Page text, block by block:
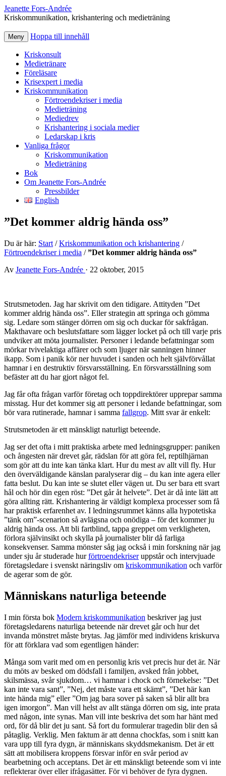
Jeanette Fors‑Andrée
Kriskommunikation, krishantering och medieträning
Meny Hoppa till innehåll
Kriskonsult
Medietränare
Föreläsare
Krisexpert i media
Kriskommunikation
Förtroendekriser i media
Medieträning
Mediedrev
Krishantering i sociala medier
Ledarskap i kris
Vanliga frågor
Kriskommunikation
Medieträning
Bok
Om Jeanette Fors-Andrée
Pressbilder
English
”Det kommer aldrig hända oss”
Du är här: Start /Kriskommunikation och krishantering /
Förtroendekriser i media /”Det kommer aldrig hända oss”
Av Jeanette Fors-Andrée · 22 oktober, 2015
Strutsmetoden. Jag har skrivit om den tidigare. Attityden ”Det
kommer aldrig hända oss”. Eller strategin att springa och gömma
sig. Ledare som stänger dörren om sig och duckar för sakfrågan.
Makthavare och beslutsfattare som lägger locket på och till varje pris
undviker att möta journalister. Personer i ledande befattningar som
mörkar tvivelaktiga affärer och som ljuger när sanningen hinner
ikapp. Som i panik kör ner huvudet i sanden och helt självförvållat
hamnar i en destruktiv försvarsställning. En försvarsställning som
befäster att du har gjort något fel.
Jag får ofta frågan varför företag och toppdirektörer upprepar samma
misstag. Hur det kommer sig att personer i ledande befattningar, som
bör vara rutinerade, hamnar i samma fallgrop. Mitt svar är enkelt:
Strutsmetoden är ett mänskligt naturligt beteende.
Jag ser det ofta i mitt praktiska arbete med ledningsgrupper: paniken
och ångesten när drevet går, rädslan för att göra fel, reptilhjärnan
som gör att du inte kan tänka klart. Hur du mest av allt vill fly. Hur
den överväldigande känslan paralyserar dig – du kan inte agera eller
fatta beslut. Du kan inte se slutet eller vägen ut. Du ser bara ett svart
hål och hör din egen röst: ”Det går åt helvete”. Det är då inte lätt att
göra allting rätt. Krishantering är väldigt komplexa processer som få
har praktisk erfarenhet av. I ledningsrummet känns alla hypotetiska
”tänk om”-scenarion så avlägsna och onödiga – för det kommer ju
aldrig hända oss. Att bli fartblind, tappa greppet om verkligheten,
förlora självinsikt och skylla på journalister blir då farliga
konsekvenser. Samma mönster såg jag också i min forskning när jag
under sju år studerade hurförtroendekriseruppstår och intervjuade
företagsledare i svenskt näringsliv om kriskommunikation och varför
de agerar som de gör.
Människans naturliga beteende
I min första bok Modern kriskommunikation beskriver jag just
företagsledarens naturliga beteende när drevet går och hur det
invanda mönstret måste brytas. Jag jämför med individens kriskurva
för att förklara vad som egentligen händer:
Många som varit med om en personlig kris vet precis hur det är. När
du möts av besked om dödsfall i familjen, avsked från jobbet,
skilsmässa, svår sjukdom… vi hamnar i chock och förnekelse: ”Det
kan inte vara sant”, ”Nej, det måste vara ett skämt”, ”Det här kan
inte hända mig” eller ”Om jag bara sover på saken så blir allt bra
igen imorgon”. Man vill helst av allt stänga dörren om sig, inte prata
med någon, inte synas. Man vill inte beskriva det som har hänt med
ord, för då blir det ju sant. Så fort du formulerar tragedin blir den så
påtaglig. Verklig. Men faktum är att denna chockfas, som i snitt kan
vara upp till fyra dygn, är människans skyddsmekanism. Det är ett
sätt att mobilisera kroppens försvar inför en svår period av
bearbetning och acceptans. Det är ett mänskligt beteende som vi inte
reflekterar över eller ifrågasätter. För vi behöver de fyra dygnen.